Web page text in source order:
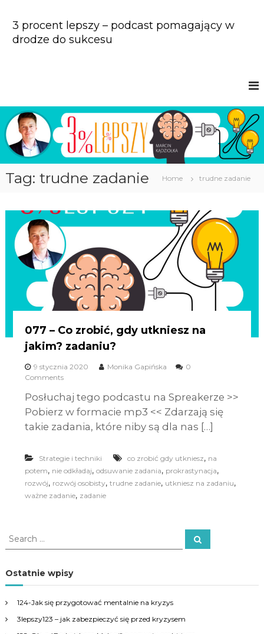
n
e
n
3 procent lepszy – podcast pomagający w
drodze do sukcesu
Tag: trudne zadanie Home trudne zadanie
077 – Co zrobić, gdy utkniesz na
jakim? zadaniu?
9 stycznia 2020 Monika Gapińska
0
Comments
Posłuchaj tego podcastu na Spreakerze >>
Pobierz w formacie mp3 << Zdarzają się
takie zadania, które niby są dla nas […]
Strategie i techniki co zrobić gdy utkniesz, na
potem, nie odkładaj, odsuwanie zadania, prokrastynacja,
rozwój, rozwój osobisty, trudne zadanie, utkniesz na zadaniu,
ważne zadanie, zadanie
S
e
r
c
o
S
e
Ostatnie wpisy
124-Jak się przygotować mentalnie na kryzys
3lepszy123 – jak zabezpieczyć się przed kryzysem